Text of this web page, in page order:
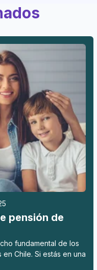
pensión de
fundamental de los
Chile. Si estás en una